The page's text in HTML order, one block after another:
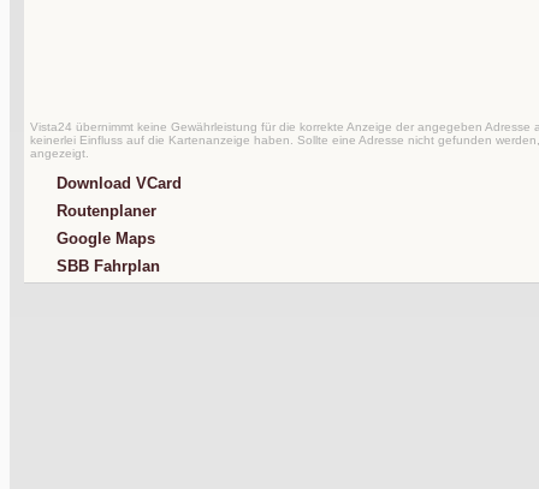
Vista24 übernimmt keine Gewährleistung für die korrekte Anzeige der angegeben Adresse
keinerlei Einfluss auf die Kartenanzeige haben. Sollte eine Adresse nicht gefunden
angezeigt.
Download VCard
Routenplaner
Google Maps
SBB Fahrplan